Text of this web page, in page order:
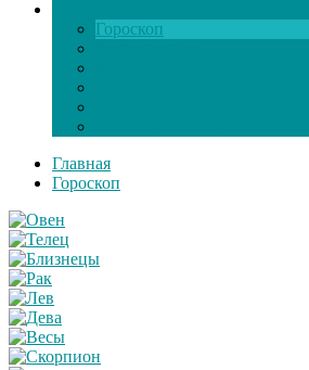
Гороскоп
Главная
Гороскоп